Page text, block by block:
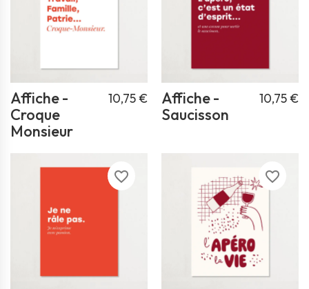
Affiche -
Croque
Monsieur
10,75 €
Affiche -
Saucisson
10,75 €
favorite_border favorite_border